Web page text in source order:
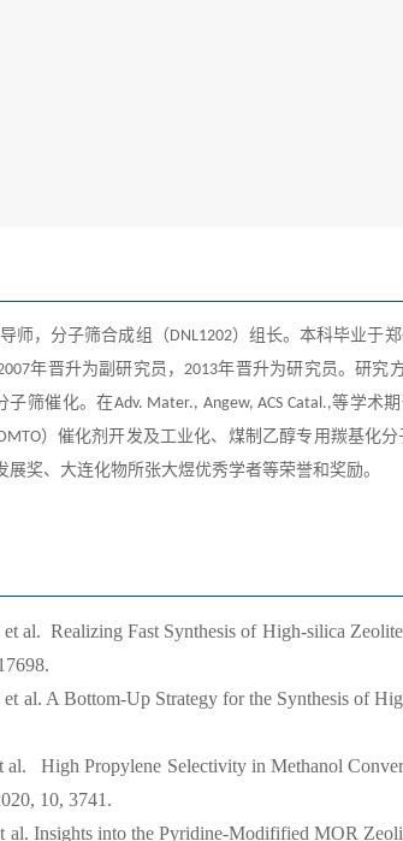
，分子筛合成组（DNL1202）组长。本科毕业于郑
007年晋升为副研究员，2013年晋升为研究员。研究
子筛催化。在Adv. Mater., Angew,ACS Catal.,等学术
）催化剂开发及工业化、煤制乙醇专用羰基化
奖、大连化物所张大煜优秀学者等荣誉和奖励。
al. Realizing Fast Synthesis of High-silica
al. A Bottom-Up Strategy for the Synthesis of
al.High Propylene Selectivity in Methanol
10, 3741.
Insights into the Pyridine-Modifified MOR